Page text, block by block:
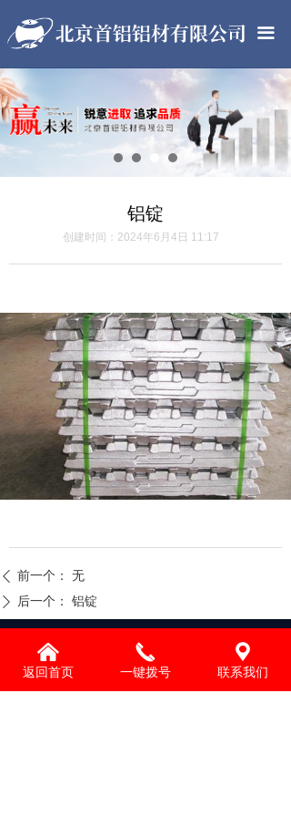
끀
首页
产品中心
工程案例
视频中心
联系我们
铝锭
创建时间： 2024年6月4日 11:17
ꄴ 前一个： 无
ꄲ 后一个： 铝锭
낀
返回首页
끅
一键拨号
끇
联系我们
北京首铝铝材有限公司
联系人：侯凯男